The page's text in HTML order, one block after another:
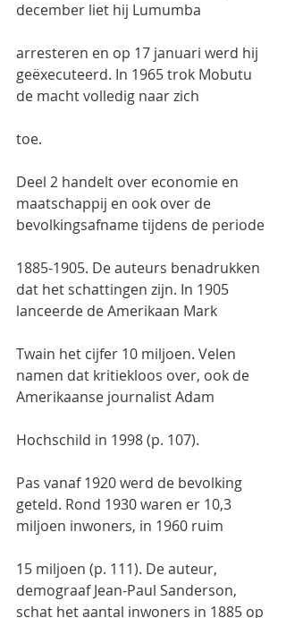
december liet hij Lumumba
arresteren en op 17 januari werd hij
geëxecuteerd. In 1965 trok Mobutu
de macht volledig naar zich
toe.
Deel 2 handelt over economie en
maatschappij en ook over de
bevolkingsafname tijdens de periode
1885-1905. De auteurs benadrukken
dat het schattingen zijn. In 1905
lanceerde de Amerikaan Mark
Twain het cijfer 10 miljoen. Velen
namen dat kritiekloos over, ook de
Amerikaanse journalist Adam
Hochschild in 1998 (p. 107).
Pas vanaf 1920 werd de bevolking
geteld. Rond 1930 waren er 10,3
miljoen inwoners, in 1960 ruim
15 miljoen (p. 111). De auteur,
demograaf Jean-Paul Sanderson,
schat het aantal inwoners in 1885 op